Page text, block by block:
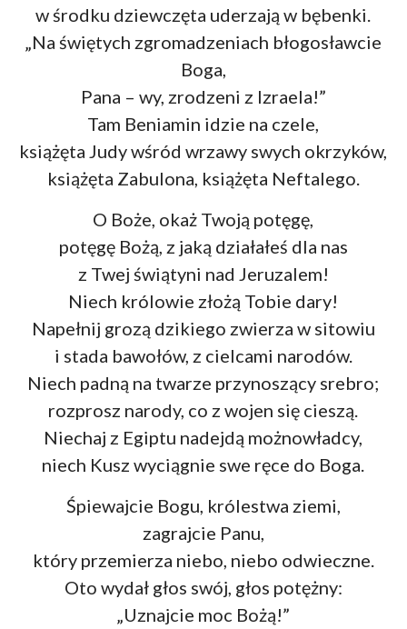
w środku dziewczęta uderzają w bębenki.
„Na świętych zgromadzeniach błogosławcie
Boga,
Pana – wy, zrodzeni z Izraela!”
Tam Beniamin idzie na czele,
książęta Judy wśród wrzawy swych okrzyków,
książęta Zabulona, książęta Neftalego.
O Boże, okaż Twoją potęgę,
potęgę Bożą, z jaką działałeś dla nas
z Twej świątyni nad Jeruzalem!
Niech królowie złożą Tobie dary!
Napełnij grozą dzikiego zwierza w sitowiu
i stada bawołów, z cielcami narodów.
Niech padną na twarze przynoszący srebro;
rozprosz narody, co z wojen się cieszą.
Niechaj z Egiptu nadejdą możnowładcy,
niech Kusz wyciągnie swe ręce do Boga.
Śpiewajcie Bogu, królestwa ziemi,
zagrajcie Panu,
który przemierza niebo, niebo odwieczne.
Oto wydał głos swój, głos potężny:
„Uznajcie moc Bożą!”